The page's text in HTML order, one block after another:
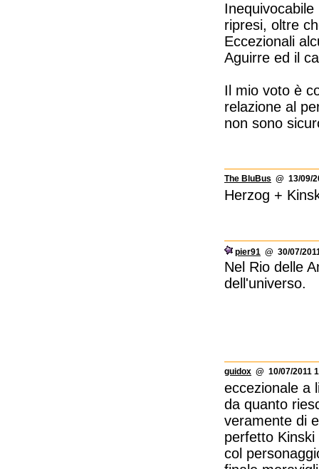
ripresi, oltre
Eccezionali
Aguirre ed il
Il mio voto è
relazione al
non sono
The BluBus @ 13/09/
Herzog +
pier91 @ 30/07/
Nel Rio delle
dell'universo.
guidox @ 10/07/2011
eccezionale a
da quanto
veramente di
perfetto
col